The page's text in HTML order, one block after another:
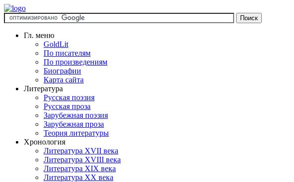
Гл. меню
GoldLit
По писателям
По произведениям
Биографии
Карта сайта
Литература
Русская поэзия
Русская проза
Зарубежная поэзия
Зарубежная проза
Теория литературы
Хронология
Литература XVII века
Литература XVIII века
Литература XIX века
Литература XX века